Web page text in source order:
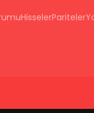
HisselerPariteler